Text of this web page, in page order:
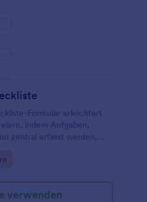
Formular erleichtert
indem Aufgaben,
zentral erfasst werden,
verwenden